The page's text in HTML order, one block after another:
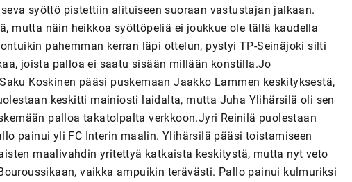
syöttö pistettiin alituiseen suoraan vastustajan jalkaan.
mutta näin heikkoa syöttöpeliä ei joukkue ole tällä kaudella
pahemman kerran läpi ottelun, pystyi TP-Seinäjoki silti
joista palloa ei saatu sisään millään konstilla.Jo
Koskinen pääsi puskemaan Jaakko Lammen keskityksestä,
keskitti mainiosti laidalta, mutta Juha Ylihärsilä oli sen
palloa takatolpalta verkkoon.Jyri Reinilä puolestaan
painui yli FC Interin maalin. Ylihärsilä pääsi toistamiseen
maalivahdin yritettyä katkaista keskitystä, mutta nyt veto
vaikka ampuikin terävästi. Pallo painui kulmuriksi